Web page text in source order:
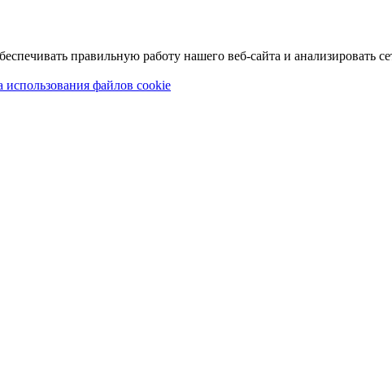
правильную работу нашего веб-сайта и анализировать
использования файлов cookie